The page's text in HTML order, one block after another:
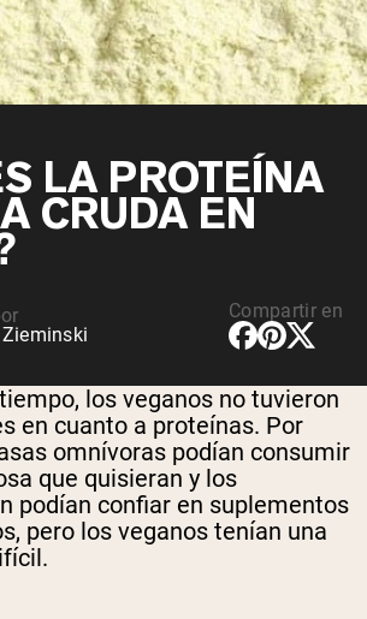
LA PROTEÍNA
CRUDA EN
Compartir en
los veganos no tuvieron
en cuanto a proteínas. Por
omnívoras podían consumir
que quisieran y los
podían confiar en suplementos
pero los veganos tenían una